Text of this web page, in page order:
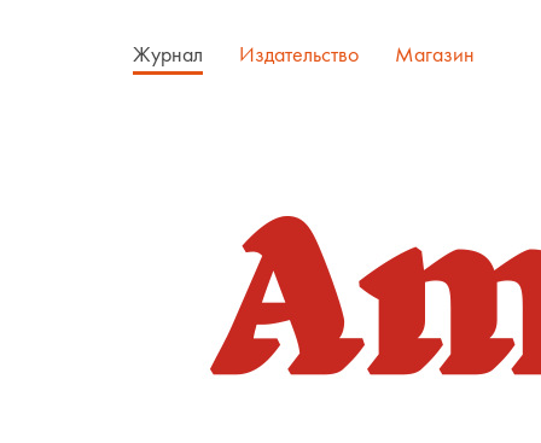
Журнал Издательство Магазин